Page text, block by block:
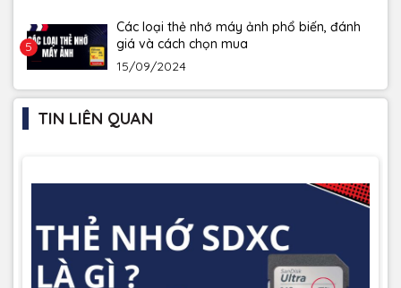
5
Các loại thẻ nhớ máy ảnh phổ biến, đánh
giá và cách chọn mua
15/09/2024
TIN LIÊN QUAN